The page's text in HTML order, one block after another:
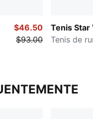
$46.50
$93.00
Tenis Star
Tenis de